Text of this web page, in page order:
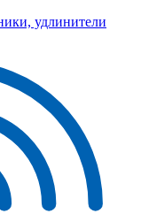
удлинители